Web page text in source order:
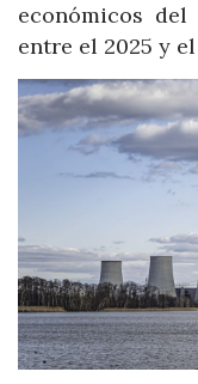
económicos
entre el 2025 y